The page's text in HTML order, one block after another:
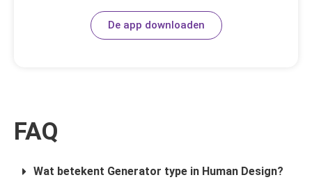
De app downloaden
FAQ
Wat betekent Generator type in Human Design?